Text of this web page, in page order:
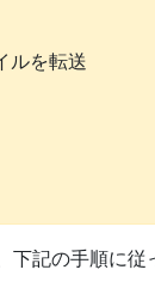
ルを転送
下記の手順に従